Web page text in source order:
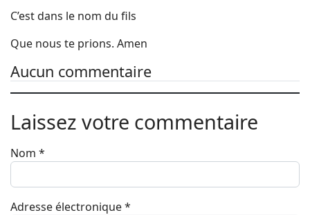
C’est dans le nom du fils
Que nous te prions. Amen
Aucun commentaire
Laissez votre commentaire
Nom *
Adresse électronique*